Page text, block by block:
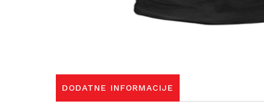
DODATNE INFORMACIJE